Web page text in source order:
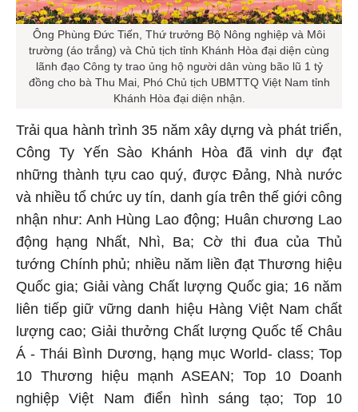
Ông Phùng Đức Tiến, Thứ trưởng Bộ Nông nghiệp và Môi
trường (áo trắng) và Chủ tịch tỉnh Khánh Hòa đại diện cùng
lãnh đạo Công ty trao ủng hộ người dân vùng bão lũ 1 tỷ
đồng cho bà Thu Mai, Phó Chủ tịch UBMTTQ Việt Nam tỉnh
Khánh Hòa đại diện nhận.
Trải qua hành trình 35 năm xây dựng và phát triển,
Công Ty Yến Sào Khánh Hòa đã vinh dự đạt
những thành tựu cao quý, được Đảng, Nhà nước
và nhiều tổ chức uy tín, danh gía trên thế giới công
nhận như: Anh Hùng Lao động; Huân chương Lao
động hạng Nhất, Nhì, Ba; Cờ thi đua của Thủ
tướng Chính phủ; nhiều năm liền đạt Thương hiệu
Quốc gia; Giải vàng Chất lượng Quốc gia; 16 năm
liên tiếp giữ vững danh hiệu Hàng Việt Nam chất
lượng cao; Giải thưởng Chất lượng Quốc tế Châu
Á - Thái Bình Dương, hạng mục World- class; Top
10 Thương hiệu mạnh ASEAN; Top 10 Doanh
nghiệp Việt Nam điển hình sáng tạo; Top 10